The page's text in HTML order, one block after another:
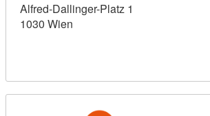
Alfred-Dallinger-Platz 1
1030 Wien